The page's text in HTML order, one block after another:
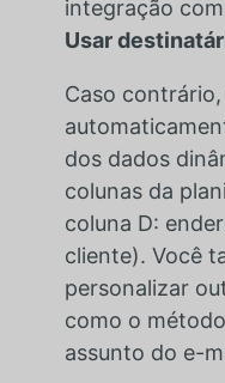
integração
Usar
Caso
dos dados
colunas da
coluna D:
cliente). Você
personalizar
como o
assunto do e-